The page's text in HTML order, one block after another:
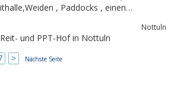
, Paddocks , einen
Freizeitreiter jegliche...
Nottuln
und PPT-Hof in Nottuln
> Nächste Seite